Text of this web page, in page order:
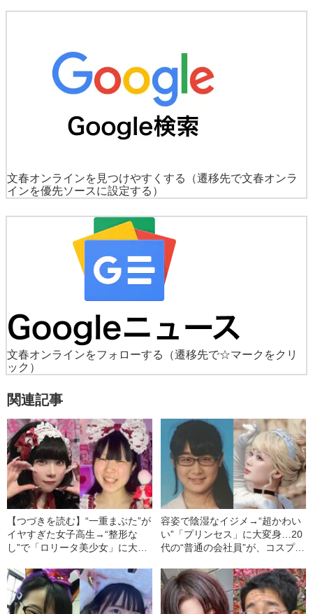
文春オンラインを見つけやすくする
（遷移先で文春オンラ
インを優先ソースに設定する）
文春オンラインをフォローする
（遷移先で☆マークをクリ
ック）
関連記事
【つづきを読む】“一重まぶた”が
イヤすぎた女子高生→“整形な
し”で「ロリータ美少女」に大変
かす、学生時代の容姿コンプレ
ックス
容姿で陰湿なイジメ→“超かわい
い”「プリンセス」に大変身…20
代の“普通の会社員”が、コスプレ